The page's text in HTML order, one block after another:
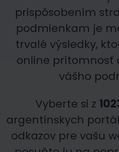
prispôsobením
podmienkam je
trvalé výsledky,
online prítomnosť
vášho
Vyberte si z
argentínskych
odkazov pre vašu